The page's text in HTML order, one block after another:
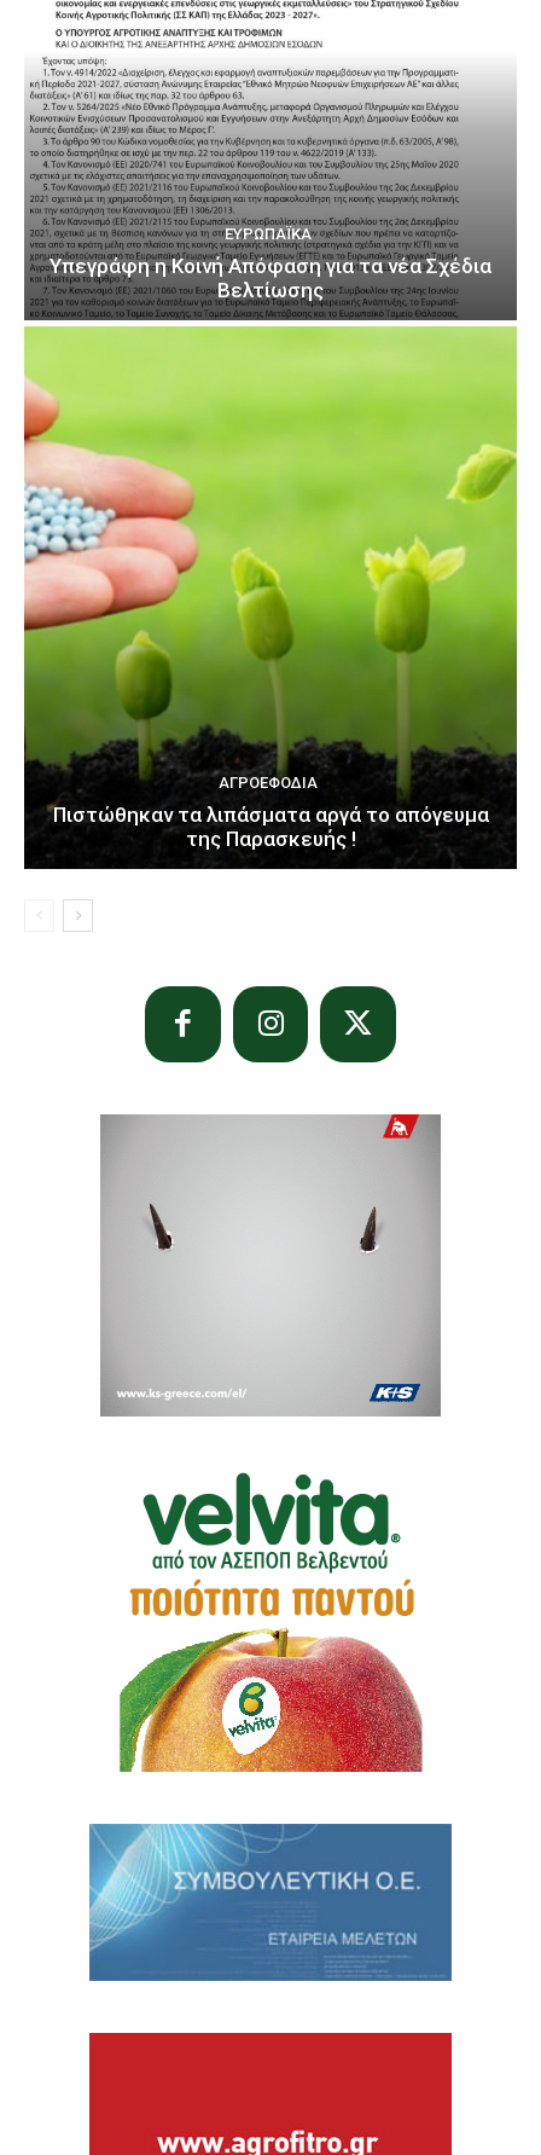
ΕΥΡΩΠΑΪΚΆ
Υπεγράφη η Κοινή Απόφαση για τα νέα Σχέδια
Βελτίωσης
ΑΓΡΟΕΦΌΔΙΑ
Πιστώθηκαν τα λιπάσματα αργά το απόγευμα
της Παρασκευής !